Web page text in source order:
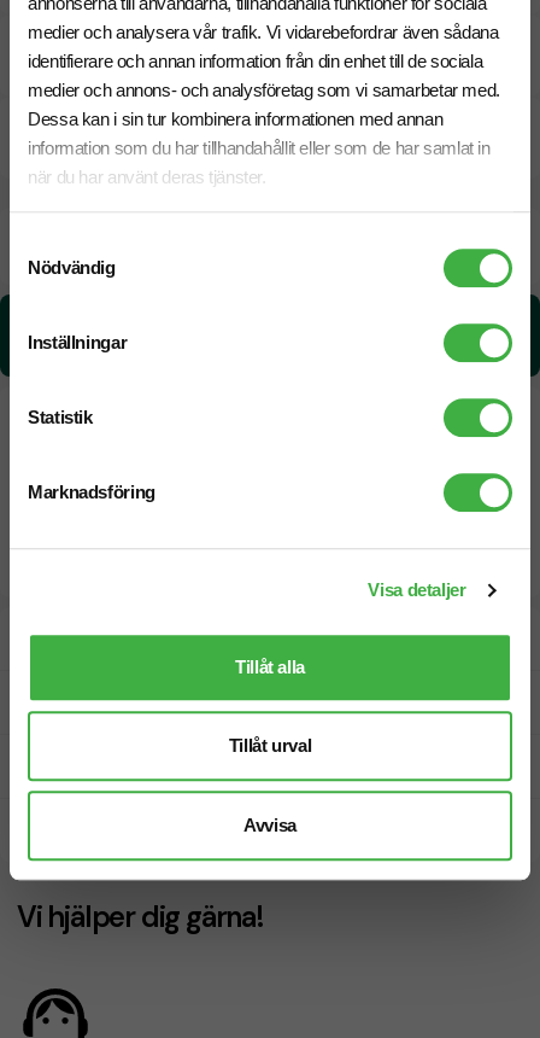
medier och analysera vår trafik. Vi vidarebefordrar även sådana
identifierare och annan information från din enhet till de sociala
medier och annons- och analysföretag som vi samarbetar med.
Dessa kan i sin tur kombinera informationen med annan
information som du har tillhandahållit eller som de har samlat in
när du har använt deras tjänster.
Nödvändig
Inställningar
Statistik
Marknadsföring
Visa detaljer
Tillåt alla
Tillåt urval
Avvisa
Pristabell
CO₂e -avtryck
1.47 kg CO₂e / per styck
Designskiss inom 1 h
Fri offert
Vi hjälper dig gärna!